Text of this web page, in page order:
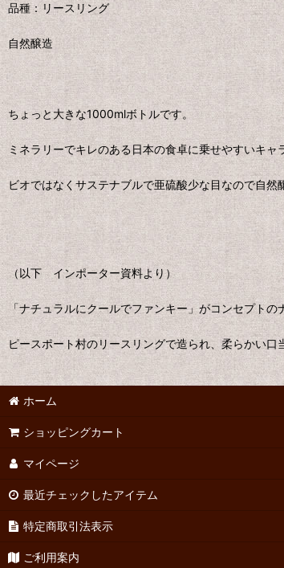
品種：リースリング
自然醸造
ちょっと大きな1000mlボトルです。
ミネラリーでキレのある日本の食卓に乗せやすいキャ
ビオではなくサステナブルで亜硫酸少な目なので自然
（以下 インポーター資料より）
「ナチュラルにクールでファンキー」がコンセプトの
ピースポート村のリースリングで造られ、柔らかい
ホーム
ショッピングカート
マイページ
最近チェックしたアイテム
特定商取引法表示
ご利用案内